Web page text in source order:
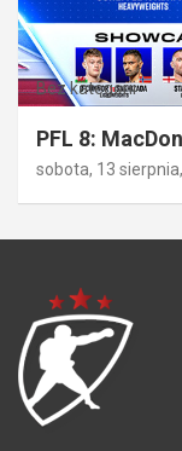
Bez kategorii
PFL 8:
sobota, 13